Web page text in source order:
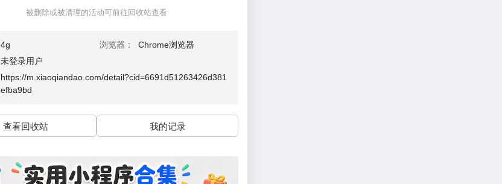
被删除或被清理的活动可前往回收站查看
4g 浏览器：
Chrome浏览器
未登录用户
https://m.xiaoqiandao.com/detail?cid=6691d51263426d381
efba9bd
查看回收站 我的记录